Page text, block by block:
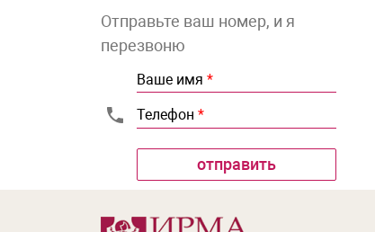
Отправьте ваш номер, и я
перезвоню
Ваше имя *
Телефон *